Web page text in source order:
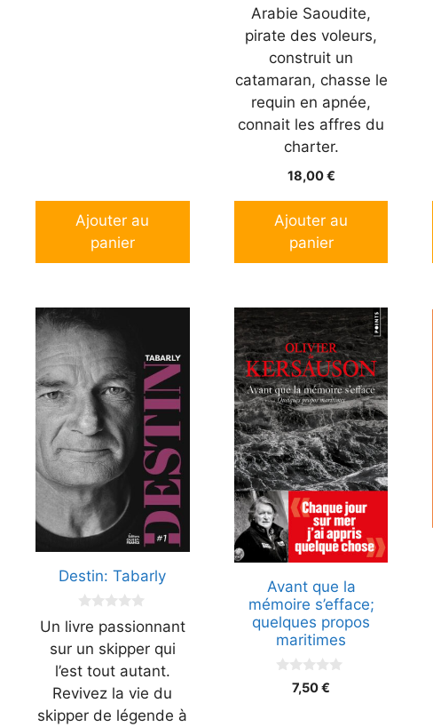
Ajouter au
panier
Arabie Saoudite,
pirate des voleurs,
construit un
catamaran, chasse le
requin en apnée,
connait les affres du
charter.
18,00€
Ajouter au
panier
Destin: Tabarly
s
u
r
5
Un livre passionnant
sur un skipper qui
l’est tout autant.
Revivez la vie du
skipper de légende à
Avant que la
mémoire s’efface;
quelques propos
maritimes
7,50€